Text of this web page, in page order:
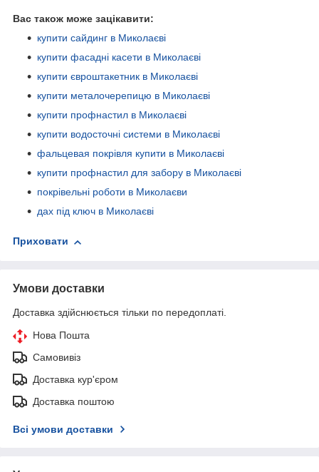
Вас також може зацікавити:
купити сайдинг в Миколаєві
купити фасадні касети в Миколаєві
купити євроштакетник в Миколаєві
купити металочерепицю в Миколаєві
купити профнастил в Миколаєві
купити водосточні системи в Миколаєві
фальцевая покрівля купити в Миколаєві
купити профнастил для забору в Миколаєві
покрівельні роботи в Миколаєви
дах під ключ в Миколаєві
Приховати
Умови доставки
Доставка здійснюється тільки по передоплаті.
Нова Пошта
Самовивіз
Доставка кур'єром
Доставка поштою
Всі умови доставки